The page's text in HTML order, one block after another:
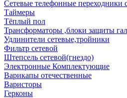
Сетевые телефонные переходники
Таймеры
Тёплый пол
Трансформаторы ,блоки защиты
Удлинители сетевые,тройники
Фильтр сетевой
Штепсель сетевой(гнездо)
Электронные Комплектующие
Варикапы отечественные
Варисторы
Герконы